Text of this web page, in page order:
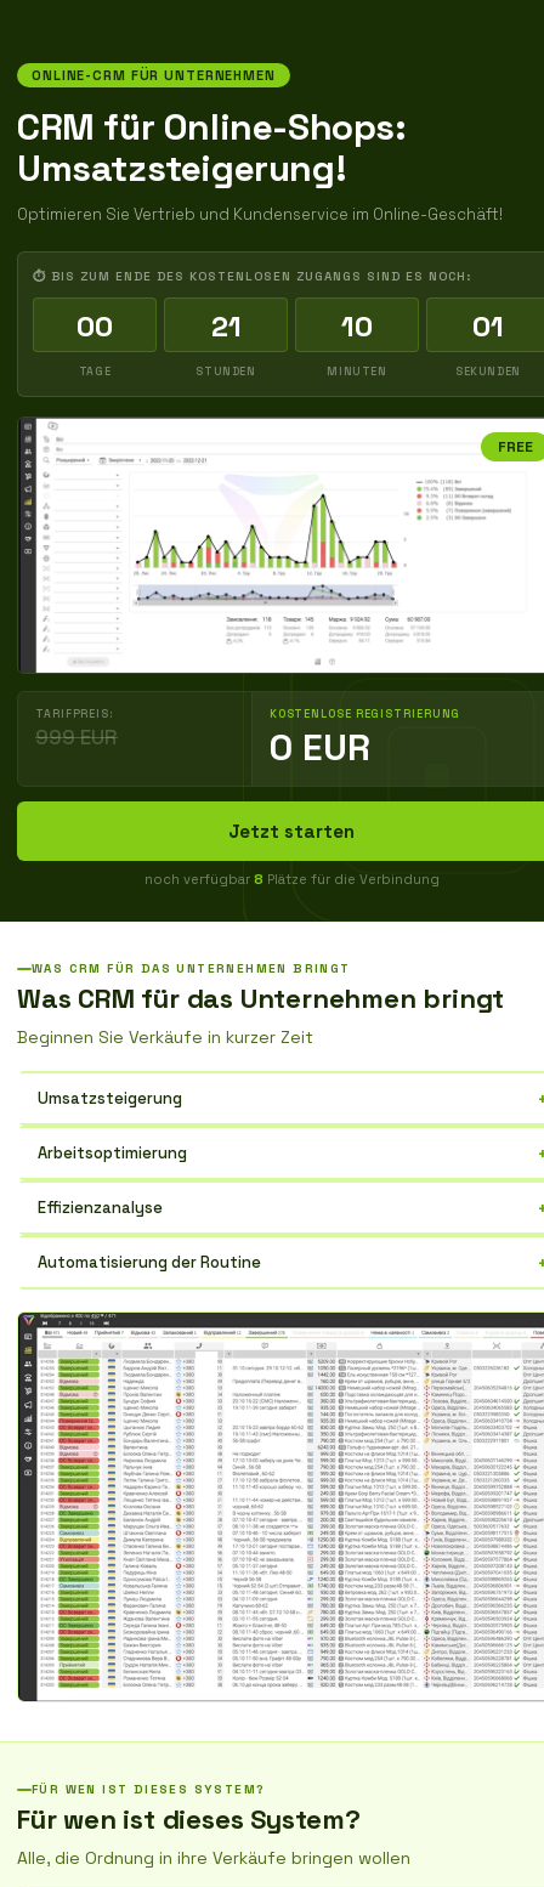
ONLINE-CRM FÜR UNTERNEHMEN
CRM für Online-Shops:
Umsatzsteigerung!
Optimieren Sie Vertrieb und Kundenservice im Online-Geschäft!
⏱ BIS ZUM ENDE DES KOSTENLOSEN ZUGANGS SIND ES NOCH:
00
TAGE
21
STUNDEN
10
MINUTEN
00
SEKUNDEN
FREE
TARIFPREIS:
999 EUR
KOSTENLOSE REGISTRIERUNG
0 EUR
Jetzt starten
noch verfügbar 8 Plätze für die Verbindung
WAS CRM FÜR DAS UNTERNEHMEN BRINGT
Was CRM für das Unternehmen bringt
Beginnen Sie Verkäufe in kurzer Zeit
Umsatzsteigerung
wiederholte Käufe.
Arbeitsoptimierung
Effizienzanalyse
Automatisierung der Routine
Berichten.
FÜR WEN IST DIESES SYSTEM?
Für wen ist dieses System?
Alle, die Ordnung in ihre Verkäufe bringen wollen